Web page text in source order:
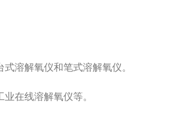
溶解氧仪和笔式溶解氧仪。
在线溶解氧仪等。